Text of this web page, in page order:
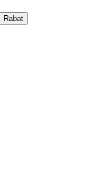
Rabat